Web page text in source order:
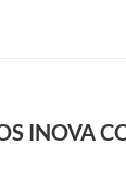
INOVA